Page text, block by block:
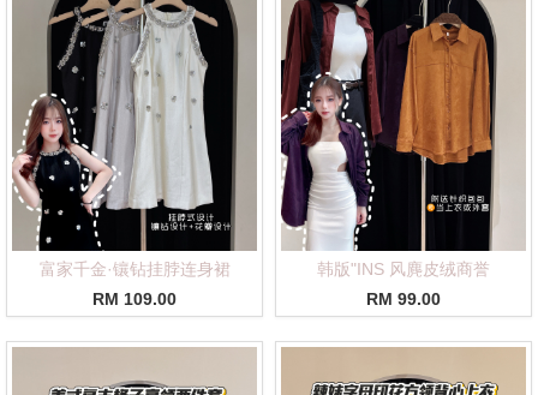
富家千金·镶钻挂脖连身裙
RM 109.00
韩版"INS 风麂皮绒商誉
RM 99.00